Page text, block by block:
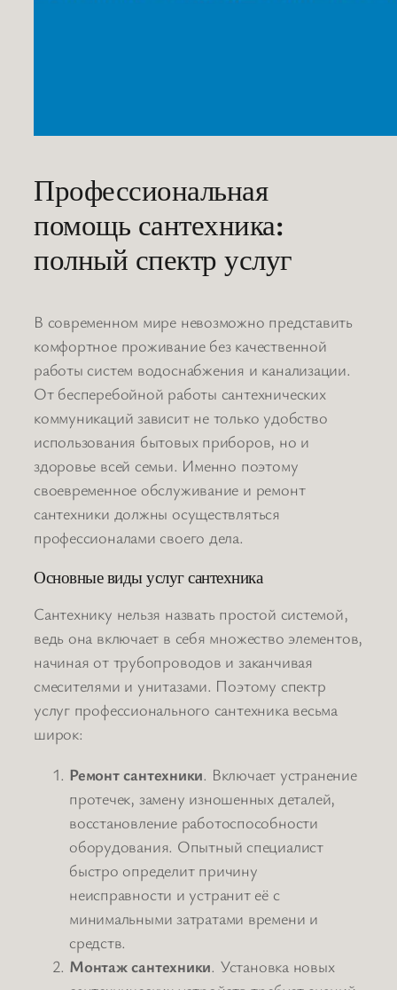
Профессиональная
помощь сантехника:
полный спектр услуг
В современном мире невозможно представить
комфортное проживание без качественной
работы систем водоснабжения и канализации.
От бесперебойной работы сантехнических
коммуникаций зависит не только удобство
использования бытовых приборов, но и
здоровье всей семьи. Именно поэтому
своевременное обслуживание и ремонт
сантехники должны осуществляться
профессионалами своего дела.
Основные виды услуг сантехника
Сантехнику нельзя назвать простой системой,
ведь она включает в себя множество элементов,
начиная от трубопроводов и заканчивая
смесителями и унитазами. Поэтому спектр
услуг профессионального сантехника весьма
широк:
Ремонт сантехники. Включает устранение
протечек, замену изношенных деталей,
восстановление работоспособности
оборудования. Опытный специалист
быстро определит причину
неисправности и устранит её с
минимальными затратами времени и
средств.
Монтаж сантехники. Установка новых